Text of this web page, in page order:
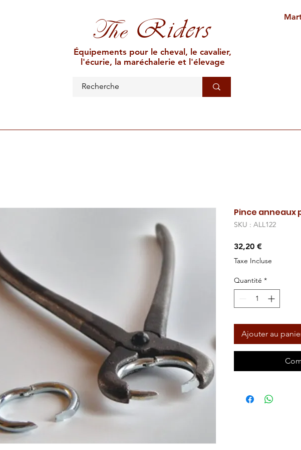
TheRiders
Équipements pour le cheval, le cavalier,
l'écurie, la maréchalerie et l'élevage
Pince anneaux
SKU : ALL122
32,20 €Prix
Taxe Incluse
Quantité *
Ajouter au